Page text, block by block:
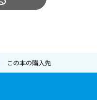
この本の購入先